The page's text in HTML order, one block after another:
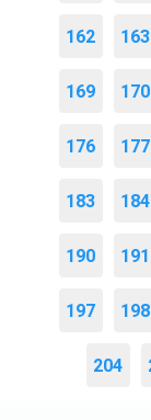
162 163
169 170
176 177
183 184
190 191
197 198
204